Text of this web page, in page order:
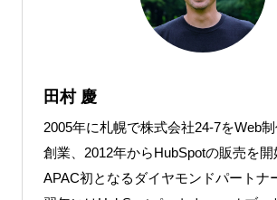
田村 慶
2005年に札幌で株式会社24-7をWeb
創業、2012年からHubSpotの販売を開
APAC初となるダイヤモンドパートナ